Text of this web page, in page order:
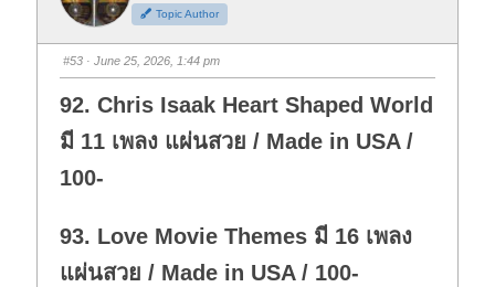
h
u
m
d
o
n
.
h
u
m
u
p
Topic Author
#53 · June 25, 2026, 1:44 pm
92. Chris Isaak Heart Shaped World
มี 11 เพลง แผ่นสวย / Made in USA /
100-
93. Love Movie Themes มี 16 เพลง
แผ่นสวย / Made in USA / 100-